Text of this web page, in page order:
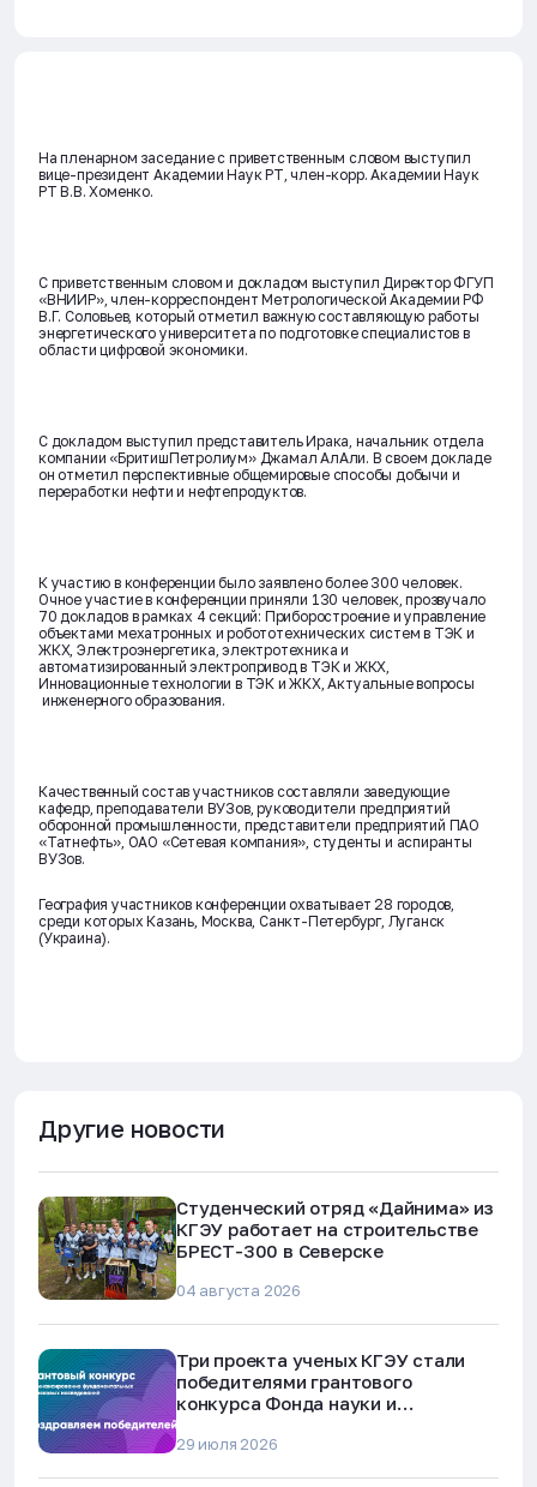
На пленарном заседание с приветственным словом выступил
вице-президент Академии Наук РТ, член-корр. Академии Наук
РТ В.В. Хоменко.
С приветственным словом и докладом выступил Директор ФГУП
«ВНИИР», член-корреспондент Метрологической Академии РФ
В.Г. Соловьев, который отметил важную составляющую работы
энергетического университета по подготовке специалистов в
области цифровой экономики.
С докладом выступил представитель Ирака, начальник отдела
компании «БритишПетролиум» Джамал АлАли. В своем докладе
он отметил перспективные общемировые способы добычи и
переработки нефти и нефтепродуктов.
К участию в конференции было заявлено более 300 человек.
Очное участие в конференции приняли 130 человек, прозвучало
70 докладов в рамках 4 секций: Приборостроение и управление
объектами мехатронных и робототехнических систем в ТЭК и
ЖКХ, Электроэнергетика, электротехника и
автоматизированный электропривод в ТЭК и ЖКХ,
Инновационные технологии в ТЭК и ЖКХ, Актуальные вопросы
инженерного образования.
Качественный состав участников составляли заведующие
кафедр, преподаватели ВУЗов, руководители предприятий
оборонной промышленности, представители предприятий ПАО
«Татнефть», ОАО «Сетевая компания», студенты и аспиранты
ВУЗов.
География участников конференции охватывает 28 городов,
среди которых Казань, Москва, Санкт-Петербург, Луганск
(Украина).
Другие новости
Студенческий отряд «Дайнима» из
КГЭУ работает на строительстве
БРЕСТ-300 в Северске
04 августа 2026
Три проекта ученых КГЭУ стали
победителями грантового
конкурса Фонда науки и
29 июля 2026